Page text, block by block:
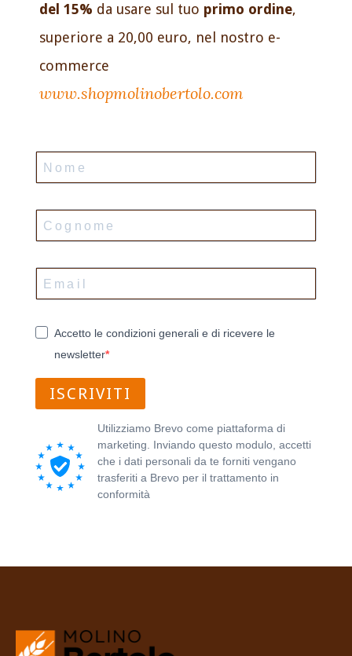
del 15% da usare sul tuo primo ordine,
superiore a 20,00 euro, nel nostro e-
commerce
www.shopmolinobertolo.com
Accetto le condizioni generali e di ricevere le
newsletter
ISCRIVITI
Utilizziamo Brevo come piattaforma di
marketing. Inviando questo modulo, accetti
che i dati personali da te forniti vengano
trasferiti a Brevo per il trattamento in
conformità